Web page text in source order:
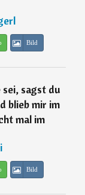
Bild
sagst du
blieb mir im
mal im
Bild